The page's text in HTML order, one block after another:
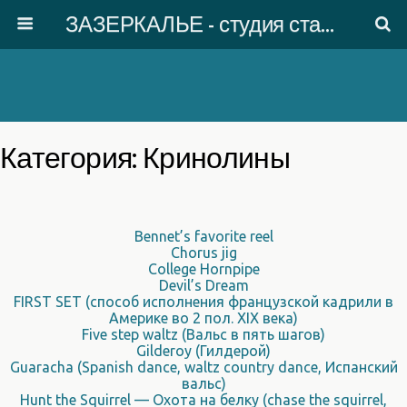
ЗАЗЕРКАЛЬЕ - студия старинного танца
Категория: Кринолины
Bennet’s favorite reel
Chorus jig
College Hornpipe
Devil’s Dream
FIRST SET (способ исполнения французской кадрили в
Америке во 2 пол. XIX века)
Five step waltz (Вальс в пять шагов)
Gilderoy (Гилдерой)
Guaracha (Spanish dance, waltz country dance, Испанский
вальс)
Hunt the Squirrel — Охота на белку (chase the squirrel,